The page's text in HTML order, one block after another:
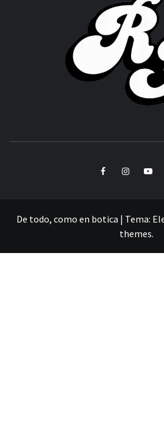
FacebookInstagram
De todo, como en botica | Tema:
themes.